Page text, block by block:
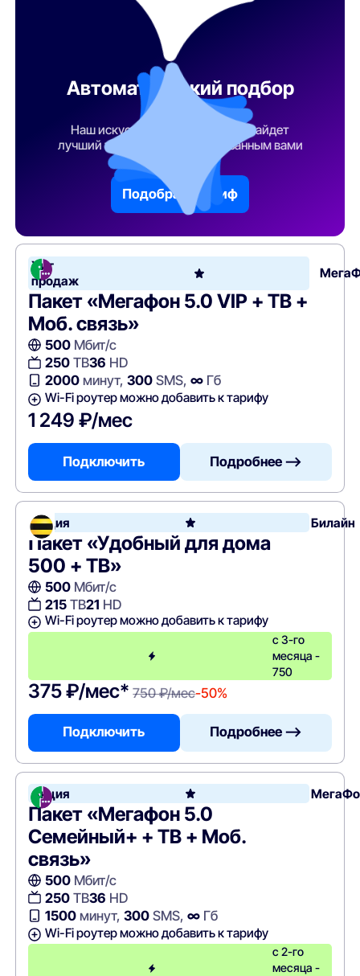
Автоматический подбор
тарифа
Наш искусственный интеллект найдет
лучший тарифный план по указанным вами
Подобрать тариф
Хит
продаж
Пакет «Мегафон 5.0 VIP + ТВ +
Моб. связь»
500Мбит/с
250ТВ36 HD
2000минут, 300SMS, ∞Гб
Wi-Fi роутер можно добавить к тарифу
1 249 ₽/мес
Подключить Подробнее —>
Акция Билайн
Пакет «Удобный для дома
500 + ТВ»
500Мбит/с
215ТВ21 HD
Wi-Fi роутер можно добавить к тарифу
с 3-го
месяца -
750
375 ₽/мес* 750 ₽/мес-50%
Подключить Подробнее —>
Акция
Пакет «Мегафон 5.0
Семейный+ + ТВ + Моб.
связь»
500Мбит/с
250ТВ36 HD
1500минут, 300SMS, ∞Гб
Wi-Fi роутер можно добавить к тарифу
с 2-го
месяца -